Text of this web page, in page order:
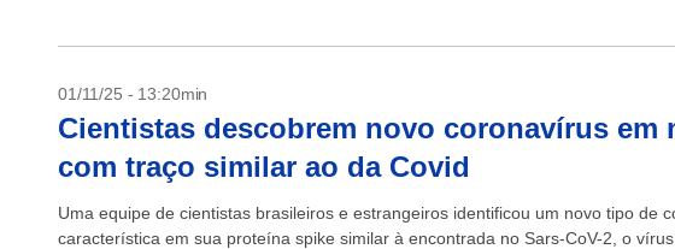
01/11/25 - 13:20min
Cientistas descobrem novo coronavírus em
com traço similar ao da Covid
Uma equipe de cientistas brasileiros e estrangeiros identificou um novo tipo de
característica em sua proteína spike similar à encontrada no Sars-CoV-2, o vírus